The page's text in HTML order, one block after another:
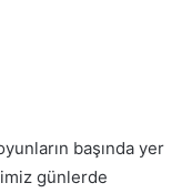
başında yer
günlerde